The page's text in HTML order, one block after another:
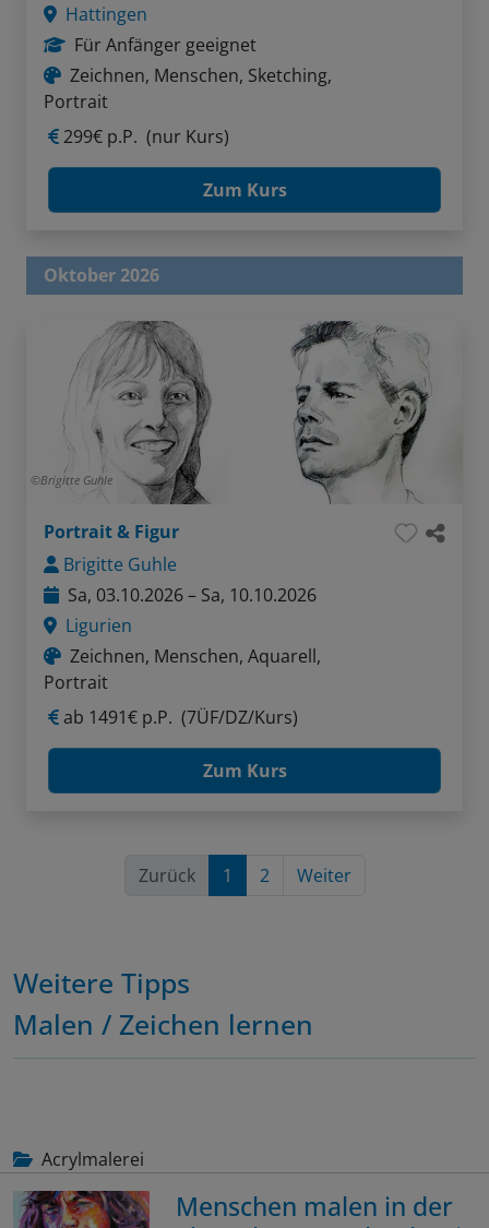
Hattingen
Für Anfänger geeignet
Zeichnen, Menschen, Sketching,
Portrait
299€ p.P. (nur Kurs)
Zum Kurs
Oktober 2026
Brigitte Guhle
Portrait & Figur
Brigitte Guhle
Sa, 03.10.2026 – Sa, 10.10.2026
Ligurien
Zeichnen, Menschen, Aquarell,
Portrait
ab 1491€ p.P. (7ÜF/DZ/Kurs)
Zum Kurs
Zurück 1 2 Weiter
Weitere Tipps
Malen / Zeichen lernen
Acrylmalerei
Menschen malen in der